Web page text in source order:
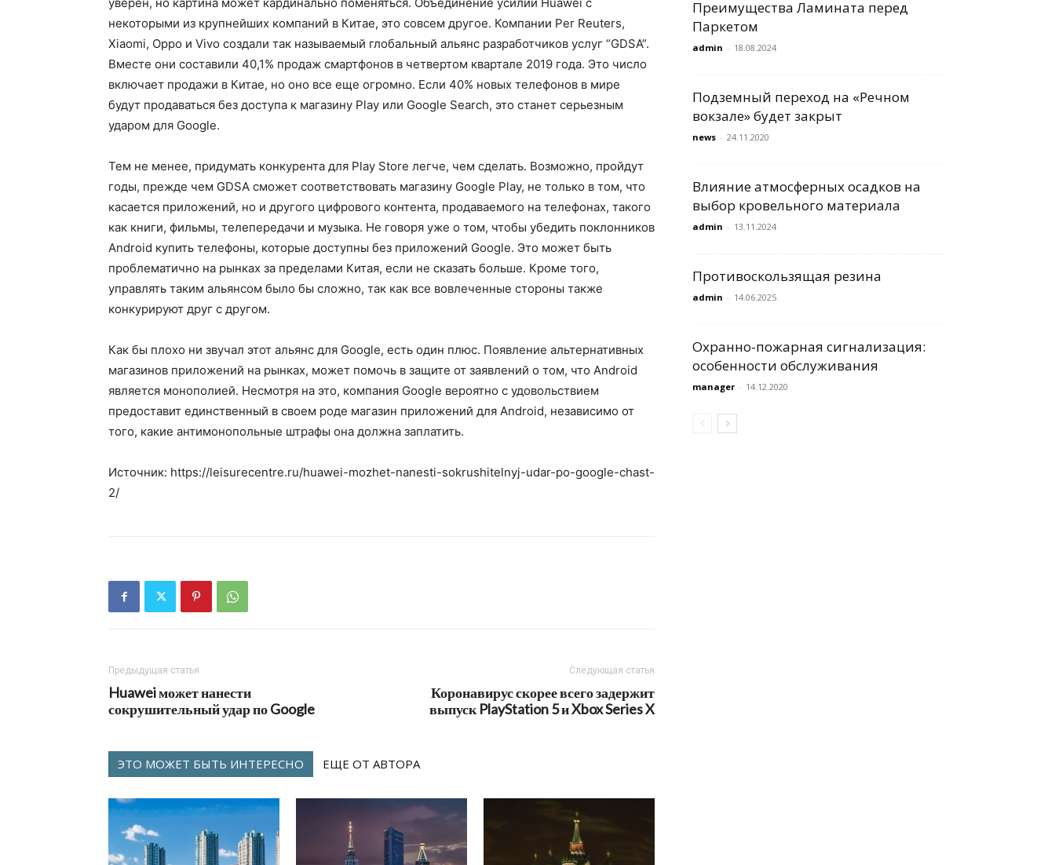
некоторыми из крупнейших компаний в Китае, это совсем другое. Компании Per Reuters,
Xiaomi, Oppo и Vivo создали так называемый глобальный альянс разработчиков услуг “GDSA”.
Вместе они составили 40,1% продаж смартфонов в четвертом квартале 2019 года. Это число
включает продажи в Китае, но оно все еще огромно. Если 40% новых телефонов в мире
будут продаваться без доступа к магазину Play или Google Search, это станет серьезным
ударом для Google.
Тем не менее, придумать конкурента для Play Store легче, чем сделать. Возможно, пройдут
годы, прежде чем GDSA сможет соответствовать магазину Google Play, не только в том, что
касается приложений, но и другого цифрового контента, продаваемого на телефонах, такого
как книги, фильмы, телепередачи и музыка. Не говоря уже о том, чтобы убедить поклонников
Android купить телефоны, которые доступны без приложений Google. Это может быть
проблематично на рынках за пределами Китая, если не сказать больше. Кроме того,
управлять таким альянсом было бы сложно, так как все вовлеченные стороны также
конкурируют друг с другом.
Как бы плохо ни звучал этот альянс для Google, есть один плюс. Появление альтернативных
магазинов приложений на рынках, может помочь в защите от заявлений о том, что Android
является монополией. Несмотря на это, компания Google вероятно с удовольствием
предоставит единственный в своем роде магазин приложений для Android, независимо от
того, какие антимонопольные штрафы она должна заплатить.
Источник: https://leisurecentre.ru/huawei-mozhet-nanesti-sokrushitelnyj-udar-po-google-chast-
2/
Предыдущая статья
Huawei может нанести
сокрушительный удар по Google
Следующая статья
Коронавирус скорее всего задержит
выпуск PlayStation 5 и Xbox Series X
ЭТО МОЖЕТ БЫТЬ ИНТЕРЕСНО ЕЩЕ ОТ АВТОРА
Преимущества Ламината перед
Паркетом
admin - 18.08.2024
Подземный переход на «Речном
вокзале» будет закрыт
news - 24.11.2020
Влияние атмосферных осадков на
выбор кровельного материала
admin - 13.11.2024
Противоскользящая резина
admin - 14.06.2025
Охранно-пожарная сигнализация:
особенности обслуживания
manager - 14.12.2020